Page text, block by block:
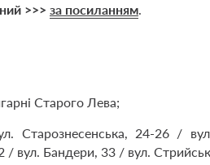
>>> за посиланням
Старого Лева;
Старознесенська, 24-26 /
/ вул. Бандери, 33 / вул.